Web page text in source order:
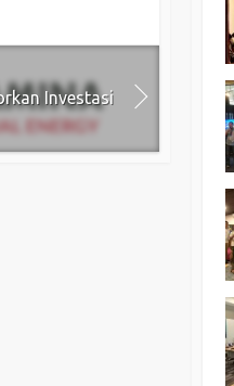
Investasi